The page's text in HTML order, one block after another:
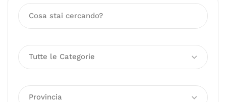
Tutte le Categorie
Provincia